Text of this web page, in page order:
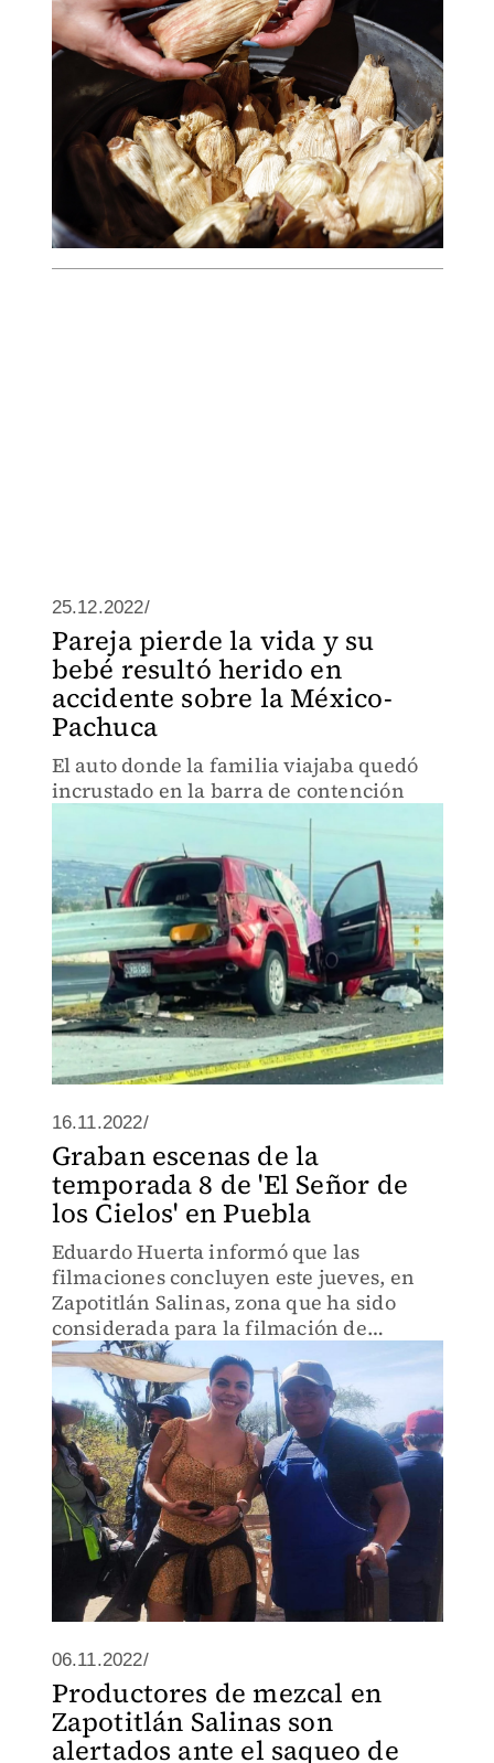
25.12.2022/
Pareja pierde la vida y su
bebé resultó herido en
accidente sobre la México-
Pachuca
El auto donde la familia viajaba quedó
incrustado en la barra de contención
16.11.2022/
Graban escenas de la
temporada 8 de 'El Señor de
los Cielos' en Puebla
Eduardo Huerta informó que las
filmaciones concluyen este jueves, en
Zapotitlán Salinas, zona que ha sido
considerada para la filmación de
distintas producciones.
06.11.2022/
Productores de mezcal en
Zapotitlán Salinas son
alertados ante el saqueo de